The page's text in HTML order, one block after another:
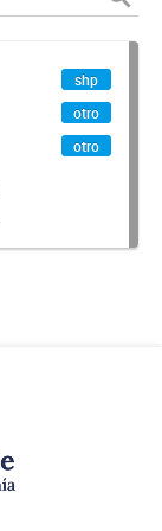
shp
otro
otro